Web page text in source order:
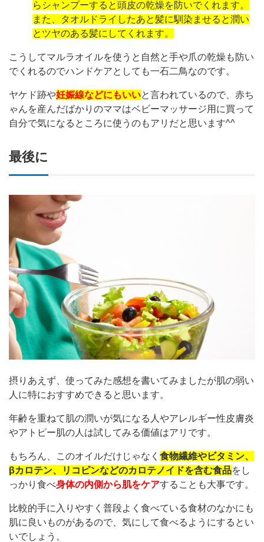
らシャンプーすると頭皮の乾燥を防いでくれます。
また、タオルドライしたあと髪に馴染ませると潤い
とツヤのある髪にしてくれます。
こうしてマルラオイルを使うと自然と手や爪の乾燥も防い
でくれるのでハンドケアとしても一石二鳥なのです。
ヤケド跡や妊娠線などにもいいと言われているので、赤ち
ゃんを産んだばかりのママはベビーマッサージ用に買って
自分で気になるところに使うのもアリだと思います^^
最後に
摂りあえず、使ってみた感想を書いてみましたが肌の弱い
人に特におすすめできると思います。
年齢を重ねて肌の潤いが気になる人やアレルギー性皮膚炎
やアトピー肌の人は試してみる価値はアリです。
もちろん、このオイルだけじゃなく 食物繊維やビタミン、
βカロテン、リコピンなどのカロテノイドを含む食品をし
っかり食べ身体の内側から肌をケアすることも大事です。
比較的手に入りやすく普段よく食べている食材のなかにも
肌に良いものがあるので、気にして食べるようにするとい
いでしょう。